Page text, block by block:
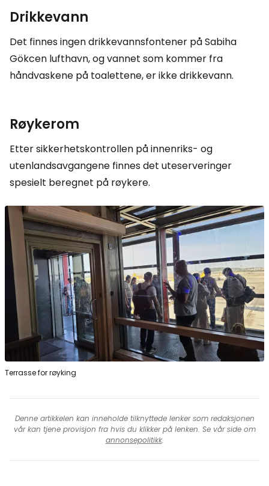
Drikkevann
Det finnes ingen drikkevannsfontener på Sabiha
Gökcen lufthavn, og vannet som kommer fra
håndvaskene på toalettene, er ikke drikkevann.
Røykerom
Etter sikkerhetskontrollen på innenriks- og
utenlandsavgangene finnes det uteserveringer
spesielt beregnet på røykere.
Terrasse for røyking
Denne artikkelen kan inneholde tilknyttede lenker som redaksjonen
vår kan tjene provisjon fra hvis du klikker på lenken. Se vår side om
annonsepolitikk.